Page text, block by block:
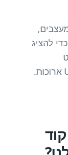
להציג